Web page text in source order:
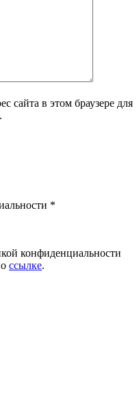
сайта в этом браузере для
*
конфиденциальности
ссылке.